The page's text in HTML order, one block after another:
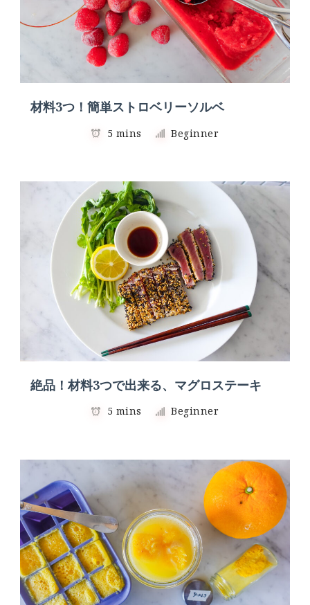
材料3つ！簡単ストロベリーソルベ
5 mins Beginner
絶品！材料3つで出来る、マグロステーキ
5 mins Beginner